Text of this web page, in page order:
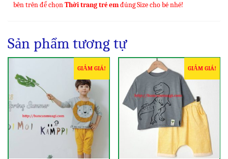
bên trên để chọnThời trang trẻ emđúng Size cho bé nhé!
Sản phẩm tương tự
GIẢM GIÁ! GIẢM GIÁ!